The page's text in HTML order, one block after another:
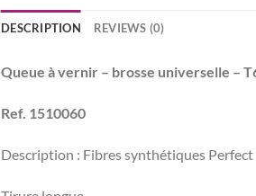
DESCRIPTION REVIEWS (0)
Queue à vernir – brosse universelle –
Ref. 1510060
Description : Fibres synthétiques Perfect